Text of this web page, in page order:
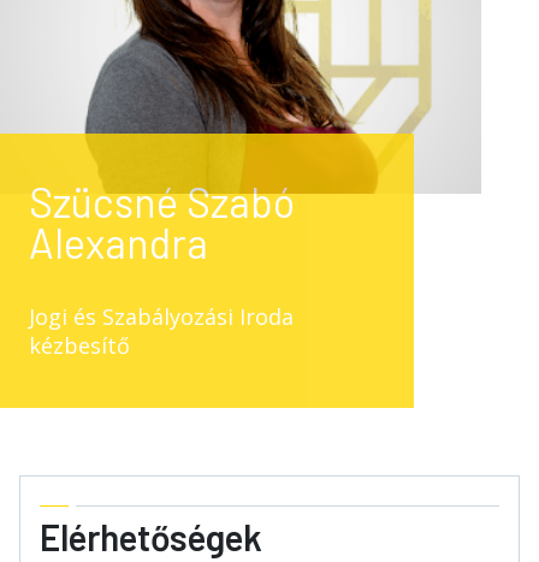
Szücsné Szabó
Alexandra
Jogi és Szabályozási Iroda
kézbesítő
Elérhetőségek